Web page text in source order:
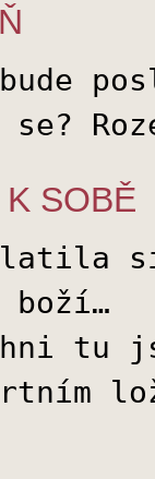
se?
SOBĚ
boží…
tu